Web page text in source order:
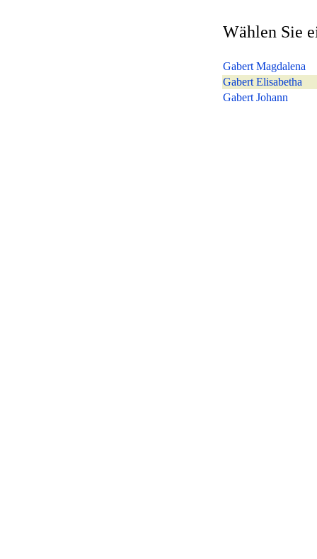
Wählen Sie
Gabert Magdalena
Gabert Elisabetha
Gabert Johann